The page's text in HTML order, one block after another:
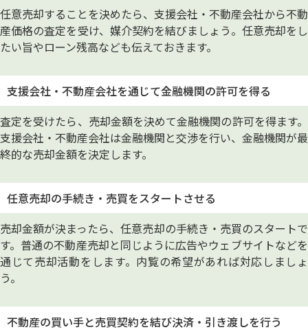
任意売却することを決めたら、支援会社・不動産会社から不動
産価格の査定を受け、媒介契約を結びましょう。任意売却をし
たい旨やローン残高なども伝えておきます。
支援会社・不動産会社を通じて金融機関の許可を得る
査定を受けたら、売却金額を決めて金融機関の許可を得ます。
支援会社・不動産会社は金融機関と交渉を行い、金融機関が最
終的な売却金額を決定します。
任意売却の手続き・売買をスタートさせる
売却金額が決まったら、任意売却の手続き・売買のスタートで
す。普通の不動産売却と同じように広告やウェブサイトなどを
通じて売却活動をします。内覧の希望があれば対応しましょ
う。
不動産の買い手と売買契約を結び決済・引き渡しを行う